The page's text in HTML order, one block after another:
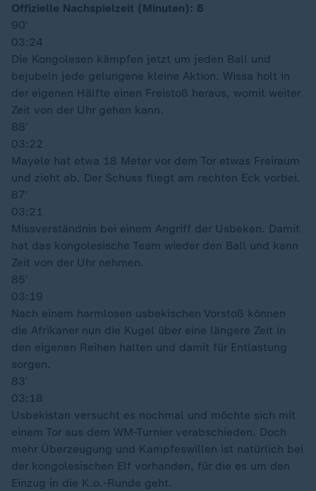
Offizielle Nachspielzeit (Minuten): 8
90′
03:24
Die Kongolesen kämpfen jetzt um jeden Ball und
bejubeln jede gelungene kleine Aktion. Wissa holt in
der eigenen Hälfte einen Freistoß heraus, womit weiter
Zeit von der Uhr gehen kann.
88′
03:22
Mayele hat etwa 18 Meter vor dem Tor etwas Freiraum
und zieht ab. Der Schuss fliegt am rechten Eck vorbei.
87′
03:21
Missverständnis bei einem Angriff der Usbeken. Damit
hat das kongolesische Team wieder den Ball und kann
Zeit von der Uhr nehmen.
85′
03:19
Nach einem harmlosen usbekischen Vorstoß können
die Afrikaner nun die Kugel über eine längere Zeit in
den eigenen Reihen halten und damit für Entlastung
sorgen.
83′
03:18
Usbekistan versucht es nochmal und möchte sich mit
einem Tor aus dem WM-Turnier verabschieden. Doch
mehr Überzeugung und Kampfeswillen ist natürlich bei
der kongolesischen Elf vorhanden, für die es um den
Einzug in die K.o.-Runde geht.